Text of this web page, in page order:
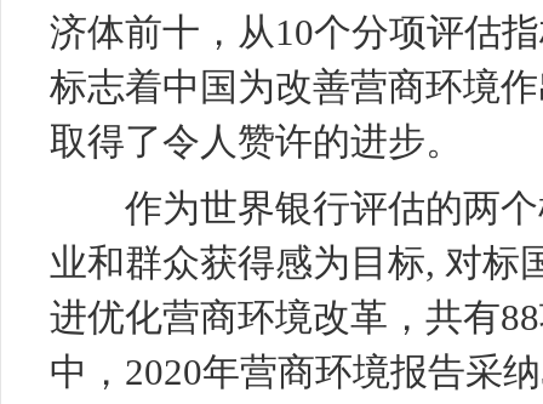
济体前十，从10个分项评估
标志着中国为改善营商环境
取得了令人赞许的进步。
作为世界银行评估的两个
业和群众获得感为目标, 对标
进优化营商环境改革，共有
中，2020年营商环境报告采